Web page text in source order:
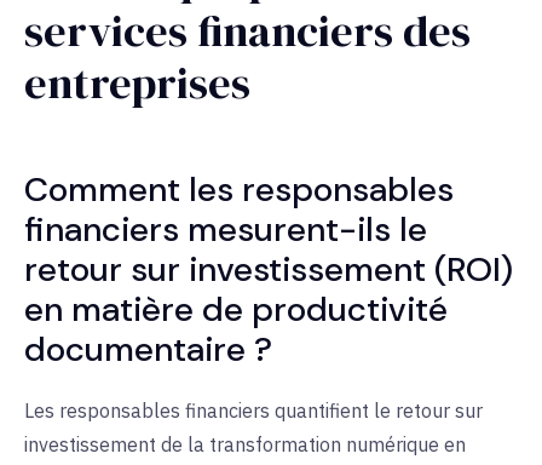
services financiers des
entreprises
Comment les responsables
financiers mesurent-ils le
retour sur investissement (ROI)
en matière de productivité
documentaire ?
Les responsables financiers quantifient le retour sur
investissement de la transformation numérique en